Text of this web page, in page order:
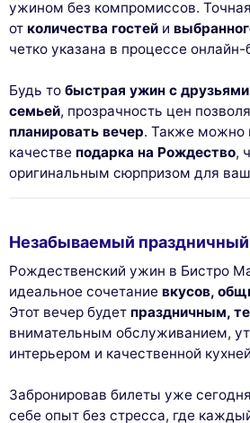
ужином без компромиссов.
от количества гостей и
четко указана в процессе
Будь то быстрая ужин с друзьями
семьей, прозрачность цен
планировать вечер. Также можно
качестве подарка на Рождество,
оригинальным сюрпризом для
Незабываемый
Рождественский ужин в Бистро
идеальное сочетание вкусов,
Этот вечер будет праздничным,
внимательным обслуживанием,
интерьером и качественной
Забронировав билеты уже
себе опыт без стресса, где